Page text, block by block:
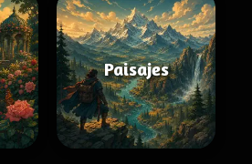
Paisajes